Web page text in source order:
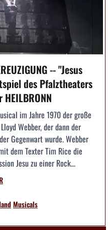
-- "Jesus
des Pfalztheaters
im Jahre 1970 der große
Webber, der dann der
Gegenwart wurde. Webber
dem Texter Tim Rice die
Jesu zu einer Rock...
Musicals